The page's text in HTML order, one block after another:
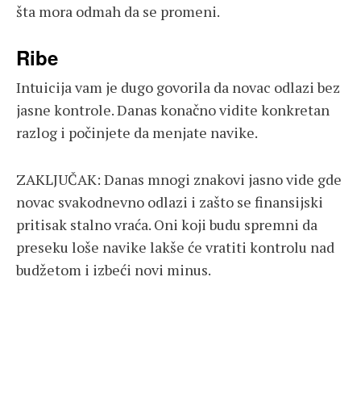
šta mora odmah da se promeni.
Ribe
Intuicija vam je dugo govorila da novac odlazi bez
jasne kontrole. Danas konačno vidite konkretan
razlog i počinjete da menjate navike.
ZAKLJUČAK: Danas mnogi znakovi jasno vide gde
novac svakodnevno odlazi i zašto se finansijski
pritisak stalno vraća. Oni koji budu spremni da
preseku loše navike lakše će vratiti kontrolu nad
budžetom i izbeći novi minus.